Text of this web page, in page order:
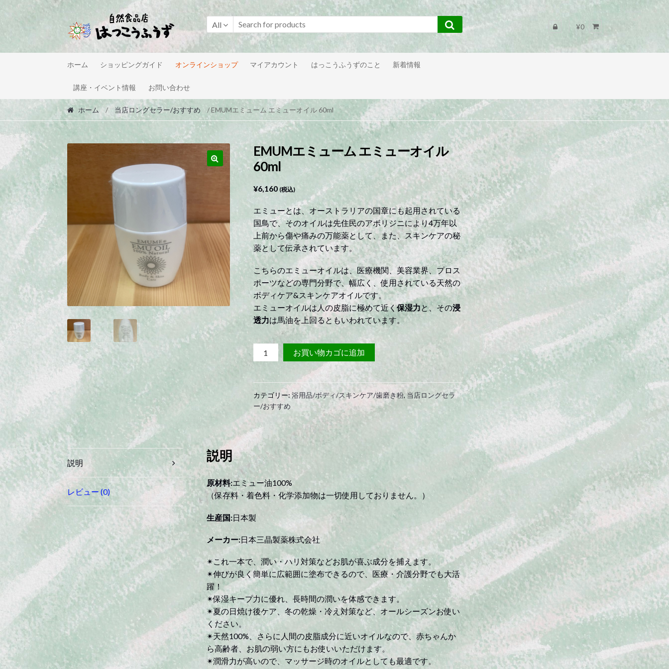
navigation
content
All ¥0
ホーム ショッピングガイド オンラインショップ マイアカウント はっこうふうずのこと 新着情報
講座・イベント情報 お問い合わせ
ホーム / 当店ロングセラー/おすすめ / EMUMエミューム エミューオイル 60ml
EMUMエミューム エミューオイル
60ml
¥6,160 (税込)
エミューとは、オーストラリアの国章にも起用されている
国鳥で、そのオイルは先住民のアボリジニにより4万年以
上前から傷や痛みの万能薬として、また、スキンケアの秘
薬として伝承されています。
こちらのエミューオイルは、医療機関、美容業界、プロス
ポーツなどの専門分野で、幅広く、使用されている天然の
ボディケア&スキンケアオイルです。
エミューオイルは人の皮脂に極めて近く保湿力と、その浸
透力は馬油を上回るともいわれています。
EMUM
エ
ー
ム
エ
ュ
ー
オ
イ
ル
quantity
お買い物カゴに追加
カテゴリー:浴用品/ボディ/スキンケア/歯磨き粉,当店ロングセラ
ー/おすすめ
説明
レビュー (0)
説明
原材料:エミュー油100%
（保存料・着色料・化学添加物は一切使用しておりません。）
生産国:日本製
メーカー:日本三晶製薬株式会社
✴︎これ一本で、潤い・ハリ対策などお肌が喜ぶ成分を捕えます。
✴︎伸びが良く簡単に広範囲に塗布できるので、医療・介護分野でも大活
躍！
✴︎保湿キープ力に優れ、長時間の潤いを体感できます。
✴︎夏の日焼け後ケア、冬の乾燥・冷え対策など、オールシーズンお使い
ください。
✴︎天然100%、さらに人間の皮脂成分に近いオイルなので、赤ちゃんか
ら高齢者、お肌の弱い方にもお使いいただけます。
✴︎潤滑力が高いので、マッサージ時のオイルとしても最適です。